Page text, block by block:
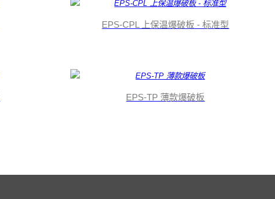
EPS-CPL 上保温爆破板 - 标准型
EPS-TP 薄款爆破板